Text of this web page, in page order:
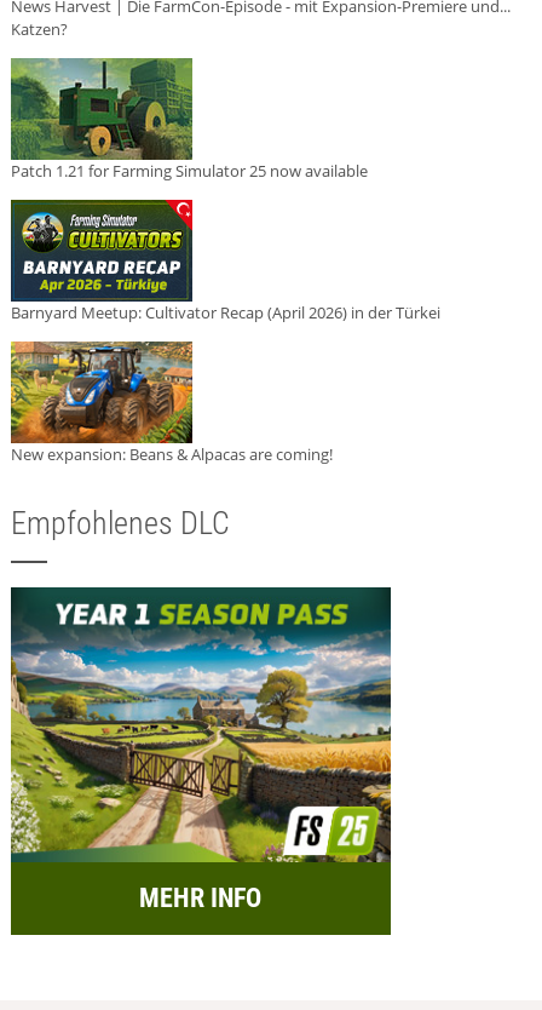
News Harvest | Die FarmCon-Episode - mit Expansion-Premiere und...
Katzen?
Patch 1.21 for Farming Simulator 25 now available
Barnyard Meetup: Cultivator Recap (April 2026) in der Türkei
New expansion: Beans & Alpacas are coming!
Empfohlenes DLC
MEHR INFO